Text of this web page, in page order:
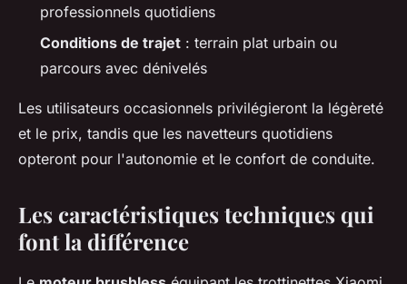
professionnels quotidiens
Conditions de trajet : terrain plat urbain ou
parcours avec dénivelés
Les utilisateurs occasionnels privilégieront la légèreté
et le prix, tandis que les navetteurs quotidiens
opteront pour l'autonomie et le confort de conduite.
Les caractéristiques techniques qui
font la différence